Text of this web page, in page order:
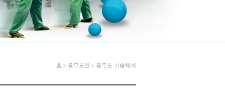
홈 > 용무도란 > 용무도 기술체계